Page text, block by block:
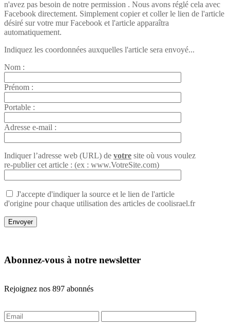
n'avez pas besoin de notre permission . Nous avons réglé cela avec
Facebook directement. Simplement copier et coller le lien de l'article
désiré sur votre mur Facebook et l'article apparaîtra
automatiquement.
Indiquez les coordonnées auxquelles l'article sera envoyé...
Nom :
Prénom :
Portable :
Adresse e-mail :
Indiquer l’adresse web (URL) de votre site où vous voulez
re-publier cet article : (ex : www.VotreSite.com)
J'accepte d'indiquer la source et le lien de l'article
d'origine pour chaque utilisation des articles de coolisrael.fr
Abonnez-vous à notre newsletter
Rejoignez nos 897 abonnés